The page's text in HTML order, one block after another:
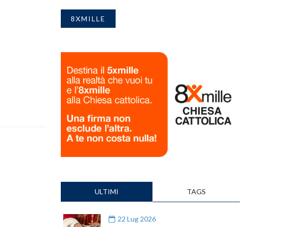
8XMILLE
ULTIMI TAGS
22 Lug 2026